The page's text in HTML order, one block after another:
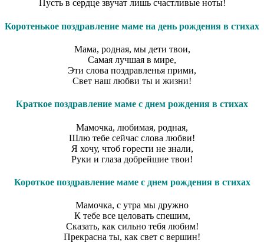
Пусть в сердце звучат лишь счастливые ноты!
Коротенькое поздравление маме на день рождения в стихах
Мама, родная, мы дети твои,
Самая лучшая в мире,
Эти слова поздравленья прими,
Свет наш любви ты и жизни!
Краткое поздравление маме с днем рождения в стихах
Мамочка, любимая, родная,
Шлю тебе сейчас слова любви!
Я хочу, чтоб горести не знали,
Руки и глаза добрейшие твои!
Короткое поздравление маме с днем рождения в стихах
Мамочка, с утра мы дружно
К тебе все целовать спешим,
Сказать, как сильно тебя любим!
Прекрасна ты, как свет с вершин!